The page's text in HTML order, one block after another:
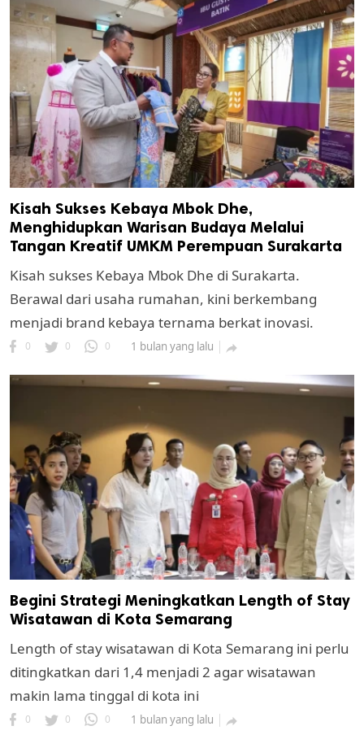
Kisah Sukses Kebaya Mbok Dhe,
Menghidupkan Warisan Budaya Melalui
Tangan Kreatif UMKM Perempuan Surakarta
Kisah sukses Kebaya Mbok Dhe di Surakarta.
Berawal dari usaha rumahan, kini berkembang
menjadi brand kebaya ternama berkat inovasi.
0 0 0 1 bulan yang lalu 
Begini Strategi Meningkatkan Length of Stay
Wisatawan di Kota Semarang
Length of stay wisatawan di Kota Semarang ini perlu
ditingkatkan dari 1,4 menjadi 2 agar wisatawan
makin lama tinggal di kota ini
0 0 0 1 bulan yang lalu 